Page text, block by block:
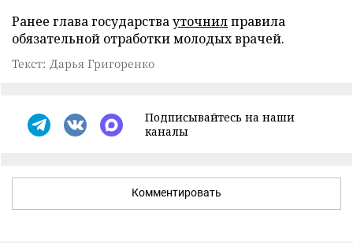
Ранее глава государствауточнилправила
обязательной отработки молодых врачей.
Текст: Дарья Григоренко
Подписывайтесь на наши
каналы
Комментировать